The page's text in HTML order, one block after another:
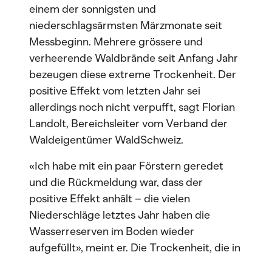
einem der sonnigsten und
niederschlagsärmsten Märzmonate seit
Messbeginn. Mehrere grössere und
verheerende Waldbrände seit Anfang Jahr
bezeugen diese extreme Trockenheit. Der
positive Effekt vom letzten Jahr sei
allerdings noch nicht verpufft, sagt Florian
Landolt, Bereichsleiter vom Verband der
Waldeigentümer WaldSchweiz.
«Ich habe mit ein paar Förstern geredet
und die Rückmeldung war, dass der
positive Effekt anhält – die vielen
Niederschläge letztes Jahr haben die
Wasserreserven im Boden wieder
aufgefüllt», meint er. Die Trockenheit, die in